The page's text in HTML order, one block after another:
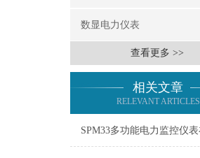
数显电力仪表
查看更多 >>
相关文章
RELEVANT ARTICLES